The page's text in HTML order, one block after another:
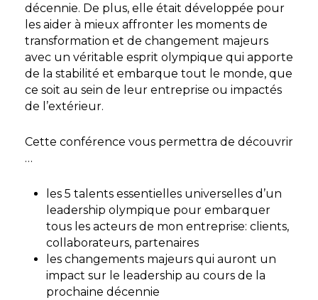
décennie. De plus, elle était développée pour
les aider à mieux affronter les moments de
transformation et de changement majeurs
avec un véritable esprit olympique qui apporte
de la stabilité et embarque tout le monde, que
ce soit au sein de leur entreprise ou impactés
de l’extérieur.
Cette conférence vous permettra de découvrir
…
les 5 talents essentielles universelles d’un
leadership olympique pour embarquer
tous les acteurs de mon entreprise: clients,
collaborateurs, partenaires
les changements majeurs qui auront un
impact sur le leadership au cours de la
prochaine décennie